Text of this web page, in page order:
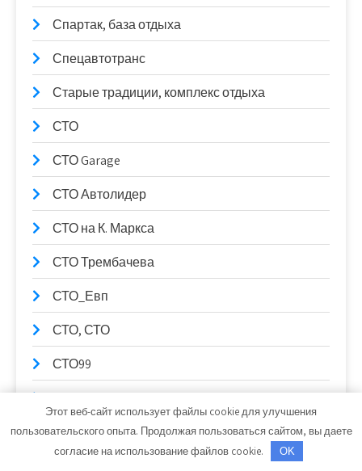
Спартак, база отдыха
Спецавтотранс
Старые традиции, комплекс отдыха
СТО
СТО Garage
СТО Автолидер
СТО на К. Маркса
СТО Трембачева
СТО_Евп
СТО, СТО
СТО99
Столица Поморья, гостиница
Стрельнинские бани
Этот веб-сайт использует файлы cookie для улучшения
пользовательского опыта. Продолжая пользоваться сайтом, вы даете
согласие на использование файлов cookie.
OK